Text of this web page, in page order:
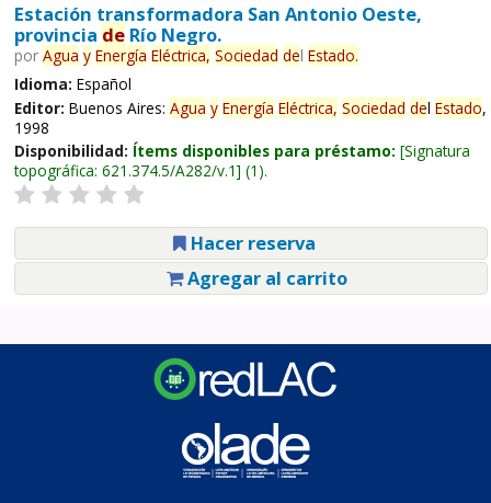
Estación transformadora San Antonio Oeste,
provincia deRío Negro.
por Agua y Energía Eléctrica, Sociedad del Estado.
Idioma: Español
Editor: Buenos Aires: Agua y Energía Eléctrica, Sociedad del Estado,
1998
Disponibilidad: Ítems disponibles para préstamo: Signatura
topográfica: 621.374.5/A282/v.1 (1).
Hacer reserva
Agregar al carrito